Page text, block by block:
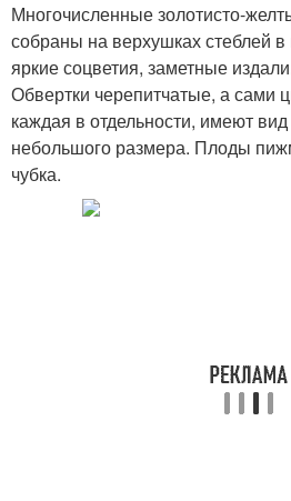
Многочисленные золотисто-
собраны на верхушках стеблей
яркие соцветия, заметные
Обвертки черепитчатые, а сами
каждая в отдельности, имеют
небольшого размера. Плоды
чубка.